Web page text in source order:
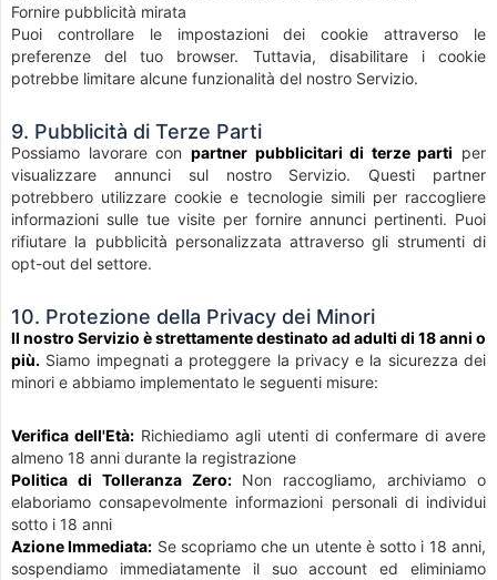
Fornire pubblicità mirata
Puoi controllare le impostazioni dei cookie attraverso le
preferenze del tuo browser. Tuttavia, disabilitare i cookie
potrebbe limitare alcune funzionalità del nostro Servizio.
9. Pubblicità di Terze Parti
Possiamo lavorare con partner pubblicitari di terze parti per
visualizzare annunci sul nostro Servizio. Questi partner
potrebbero utilizzare cookie e tecnologie simili per raccogliere
informazioni sulle tue visite per fornire annunci pertinenti. Puoi
rifiutare la pubblicità personalizzata attraverso gli strumenti di
opt-out del settore.
10. Protezione della Privacy dei Minori
Il nostro Servizio è strettamente destinato ad adulti di 18 anni o
più. Siamo impegnati a proteggere la privacy e la sicurezza dei
minori e abbiamo implementato le seguenti misure:
Verifica dell'Età: Richiediamo agli utenti di confermare di avere
almeno 18 anni durante la registrazione
Politica di Tolleranza Zero:Non raccogliamo, archiviamo o
elaboriamo consapevolmente informazioni personali di individui
sotto i 18 anni
Azione Immediata: Se scopriamo che un utente è sotto i 18 anni,
sospendiamo immediatamente il suo account ed eliminiamo